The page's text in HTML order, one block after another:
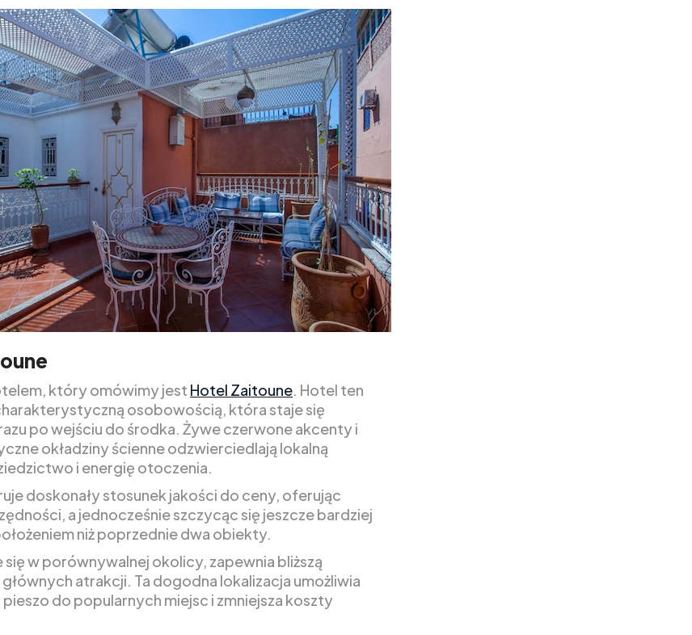
który omówimy jest Hotel Zaitoune. Hotel ten
osobowością, która staje się
po wejściu do środka. Żywe czerwone akcenty i
okładziny ścienne odzwierciedlają lokalną
i energię otoczenia.
doskonały stosunek jakości do ceny, oferując
a jednocześnie szczycąc się jeszcze bardziej
niż poprzednie dwa obiekty.
się w porównywalnej okolicy, zapewnia bliższą
atrakcji. Ta dogodna lokalizacja umożliwia
do popularnych miejsc i zmniejsza koszty